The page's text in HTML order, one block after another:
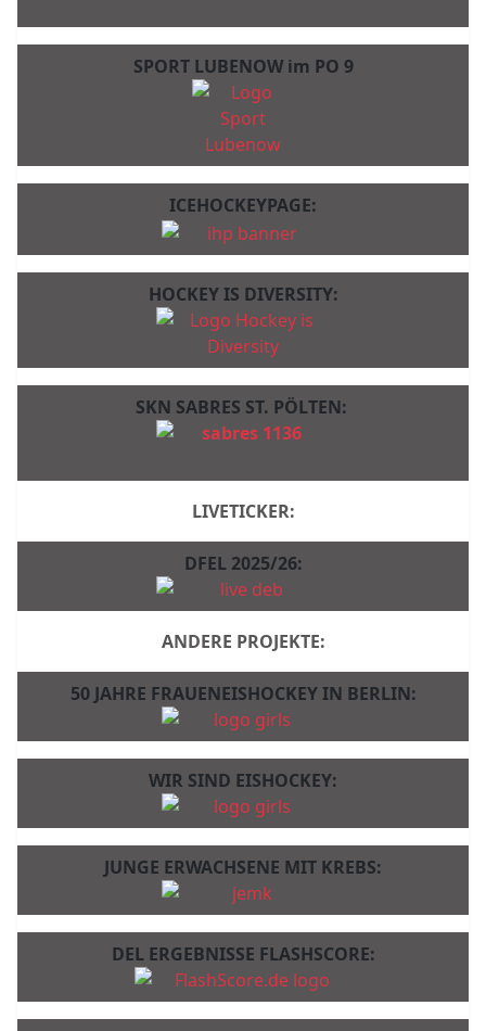
SPORT LUBENOW im PO 9
ICEHOCKEYPAGE:
HOCKEY IS DIVERSITY:
SKN SABRES ST. PÖLTEN:
LIVETICKER:
DFEL 2025/26:
ANDERE PROJEKTE:
50 JAHRE FRAUENEISHOCKEY IN BERLIN:
WIR SIND EISHOCKEY:
JUNGE ERWACHSENE MIT KREBS:
DEL ERGEBNISSE FLASHSCORE: